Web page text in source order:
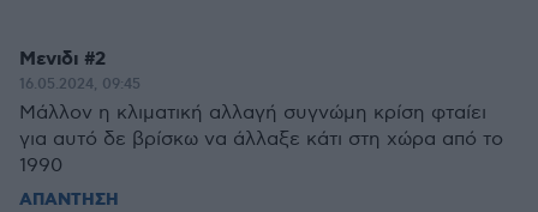
Μενιδι #2
16.05.2024, 09:45
Μάλλον η κλιματική αλλαγή συγνώμη κρίση φταίει
για αυτό δε βρίσκω να άλλαξε κάτι στη χώρα από το
1990
ΑΠΑΝΤΗΣΗ